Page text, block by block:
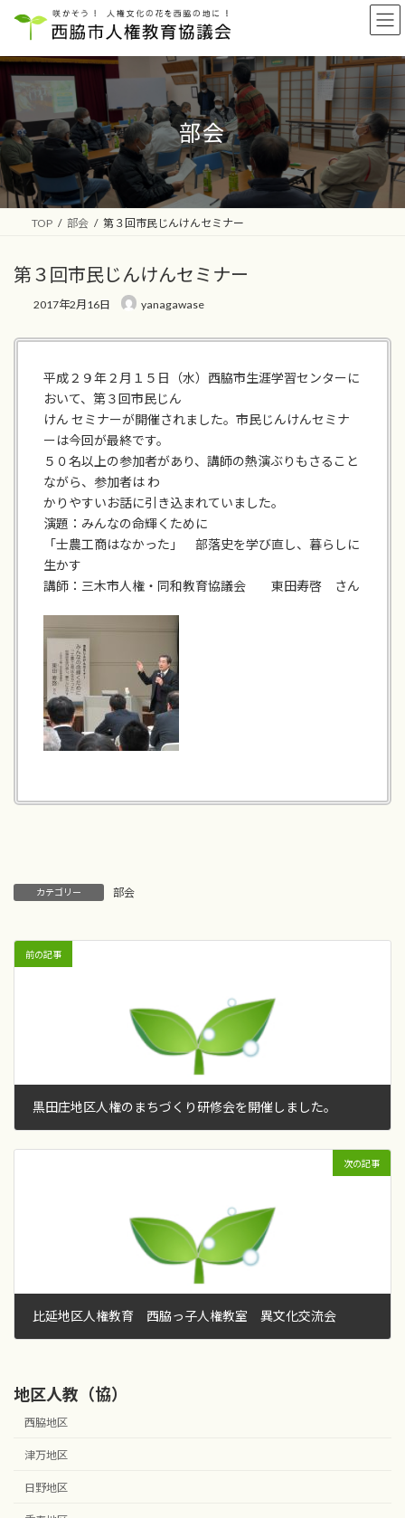
ン
ツ
ス
キ
ッ
プ
ー
シ
ン
に
移
動
部会
TOP 部会 第３回市民じんけんセミナー
第３回市民じんけんセミナー
2017年2月16日 yanagawase
平成２９年２月１５日（水）西脇市生涯学習センターに
おいて、第３回市民じん
けん セミナーが開催されました。市民じんけんセミナ
ーは今回が最終です。
５０名以上の参加者があり、講師の熱演ぶりもさること
ながら、参加者は わ
かりやすいお話に引き込まれていました。
演題：みんなの命輝くために
「士農工商はなかった」 部落史を学び直し、暮らしに
生かす
講師：三木市人権・同和教育協議会 東田寿啓 さん
カテゴリー 部会
前の記事
黒田庄地区人権のまちづくり研修会を開催しました。
次の記事
比延地区人権教育 西脇っ子人権教室 異文化交流会
地区人教（協）
西脇地区
津万地区
日野地区